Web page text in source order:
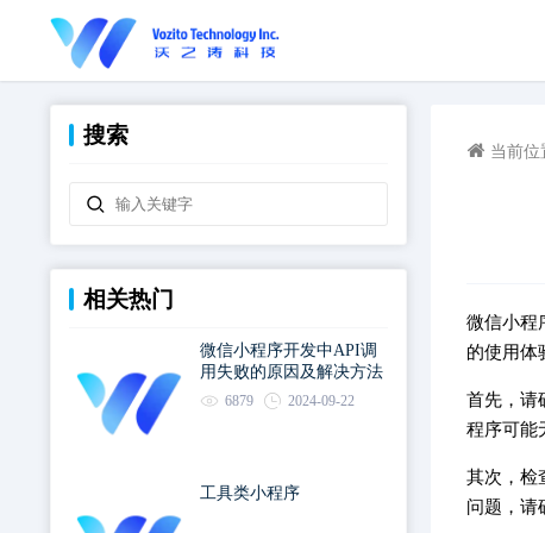
搜索
相关热门
微信小程序开发中API调
用失败的原因及解决方法
6879 2024-09-22
工具类小程序
当前位
微信小程
的使用体
首先，请
程序可能
其次，检
问题，请